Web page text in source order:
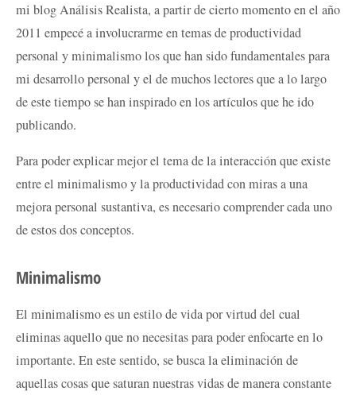
mi blog Análisis Realista, a partir de cierto momento en el año
2011 empecé a involucrarme en temas de productividad
personal y minimalismo los que han sido fundamentales para
mi desarrollo personal y el de muchos lectores que a lo largo
de este tiempo se han inspirado en los artículos que he ido
publicando.
Para poder explicar mejor el tema de la interacción que existe
entre el minimalismo y la productividad con miras a una
mejora personal sustantiva, es necesario comprender cada uno
de estos dos conceptos.
Minimalismo
El minimalismo es un estilo de vida por virtud del cual
eliminas aquello que no necesitas para poder enfocarte en lo
importante. En este sentido, se busca la eliminación de
aquellas cosas que saturan nuestras vidas de manera constante